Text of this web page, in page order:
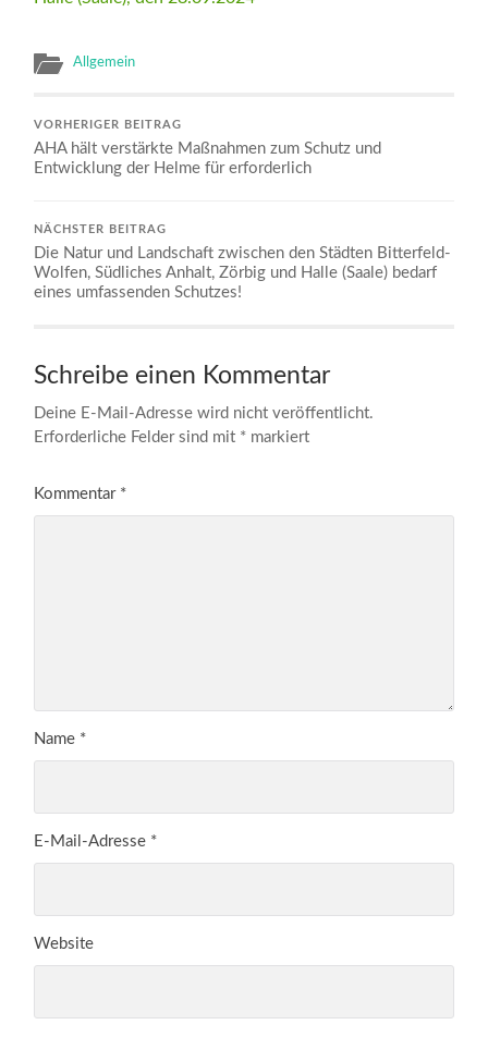
Allgemein
VORHERIGER BEITRAG
AHA hält verstärkte Maßnahmen zum Schutz und
Entwicklung der Helme für erforderlich
NÄCHSTER BEITRAG
Die Natur und Landschaft zwischen den Städten Bitterfeld-
Wolfen, Südliches Anhalt, Zörbig und Halle (Saale) bedarf
eines umfassenden Schutzes!
Schreibe einen Kommentar
Deine E-Mail-Adresse wird nicht veröffentlicht.
Erforderliche Felder sind mit * markiert
Kommentar *
Name *
E-Mail-Adresse *
Website